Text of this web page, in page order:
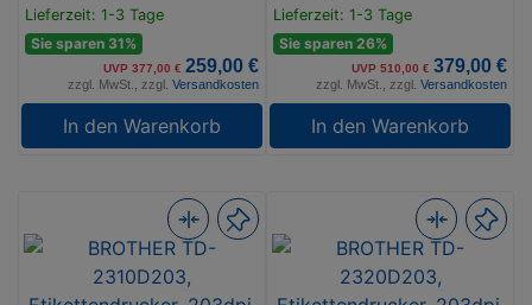
Lieferzeit: 1-3 Tage
Sie sparen 31%
UVP 377,00 € 259,00 €
zzgl. MwSt., zzgl. Versandkosten
In den Warenkorb
Lieferzeit: 1-3 Tage
Sie sparen 26%
UVP 510,00 € 379,00 €
zzgl. MwSt., zzgl. Versandkosten
In den Warenkorb